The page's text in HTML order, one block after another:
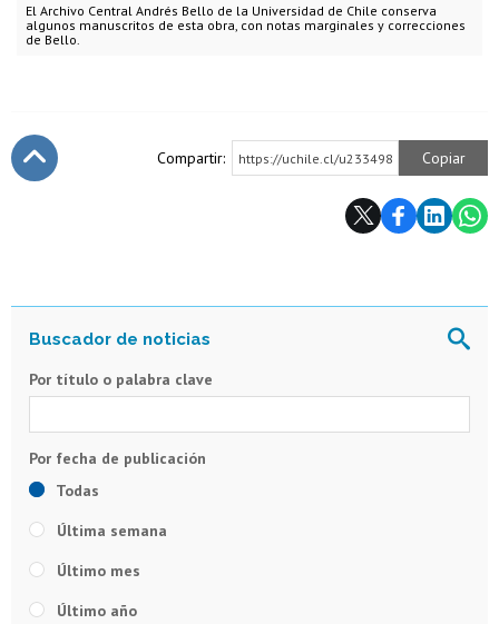
El Archivo Central Andrés Bello de la Universidad de Chile conserva
algunos manuscritos de esta obra, con notas marginales y correcciones
de Bello.
Compartir: https://uchile.cl/u233498 Copiar
Por título o palabra clave
Todas
Última semana
Último mes
Último año